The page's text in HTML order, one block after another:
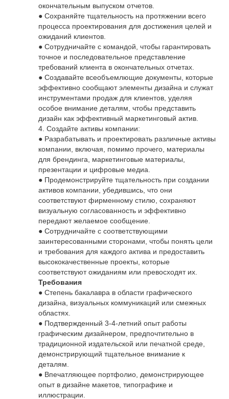
окончательным выпуском отчетов.
● Сохраняйте тщательность на протяжении всего
процесса проектирования для достижения целей и
ожиданий клиентов.
● Сотрудничайте с командой, чтобы гарантировать
точное и последовательное представление
требований клиента в окончательных отчетах.
● Создавайте всеобъемлющие документы, которые
эффективно сообщают элементы дизайна и служат
инструментами продаж для клиентов, уделяя
особое внимание деталям, чтобы представить
дизайн как эффективный маркетинговый актив.
4. Создайте активы компании:
● Разрабатывать и проектировать различные активы
компании, включая, помимо прочего, материалы
для брендинга, маркетинговые материалы,
презентации и цифровые медиа.
● Продемонстрируйте тщательность при создании
активов компании, убедившись, что они
соответствуют фирменному стилю, сохраняют
визуальную согласованность и эффективно
передают желаемое сообщение.
● Сотрудничайте с соответствующими
заинтересованными сторонами, чтобы понять цели
и требования для каждого актива и предоставить
высококачественные проекты, которые
соответствуют ожиданиям или превосходят их.
Требования
● Степень бакалавра в области графического
дизайна, визуальных коммуникаций или смежных
областях.
● Подтвержденный 3-4-летний опыт работы
графическим дизайнером, предпочтительно в
традиционной издательской или печатной среде,
демонстрирующий тщательное внимание к
деталям.
● Впечатляющее портфолио, демонстрирующее
опыт в дизайне макетов, типографике и
иллюстрации.